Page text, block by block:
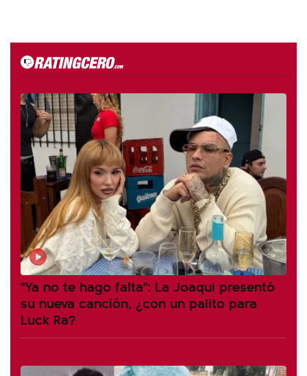
"Ya no te hago falta": La Joaqui presentó
su nueva canción, ¿con un palito para
Luck Ra?